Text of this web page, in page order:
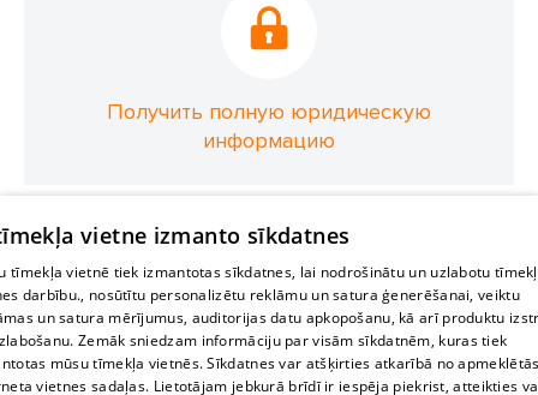
Получить полную юридическую
информацию
vietne izmanto sīkdatnes
tīmekļa vietnē tiek izmantotas sīkdatnes, lai nodrošinātu un uzlabotu
darbību., nosūtītu personalizētu reklāmu un satura ģenerēšanai, veiktu
un satura mērījumus, auditorijas datu apkopošanu, kā arī produktu
Zemāk sniedzam informāciju par visām sīkdatnēm, kuras tiek
mūsu tīmekļa vietnēs. Sīkdatnes var atšķirties atkarībā no
vietnes sadaļas. Lietotājam jebkurā brīdī ir iespēja piekrist, atteikties